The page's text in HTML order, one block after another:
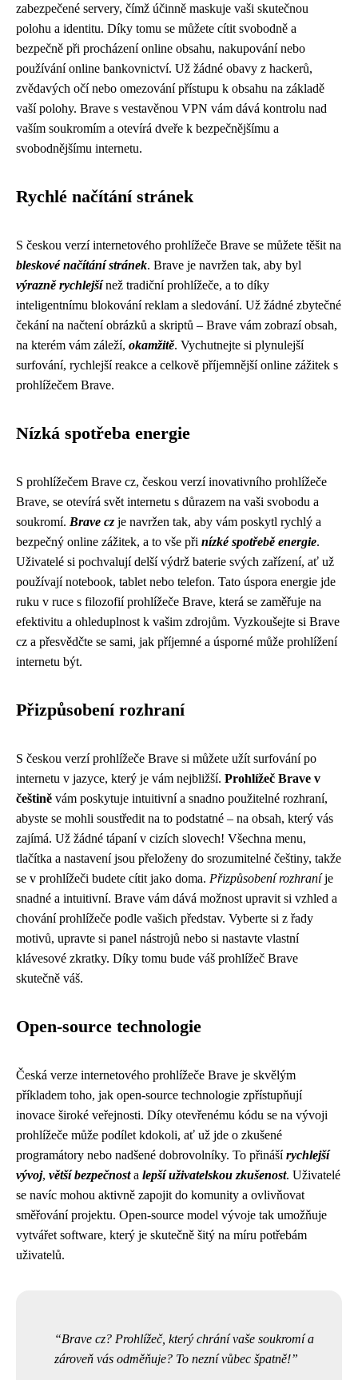
zabezpečené servery, čímž účinně maskuje vaši skutečnou
polohu a identitu. Díky tomu se můžete cítit svobodně a
bezpečně při procházení online obsahu, nakupování nebo
používání online bankovnictví. Už žádné obavy z hackerů,
zvědavých očí nebo omezování přístupu k obsahu na základě
vaší polohy. Brave s vestavěnou VPN vám dává kontrolu nad
vaším soukromím a otevírá dveře k bezpečnějšímu a
svobodnějšímu internetu.
Rychlé načítání stránek
S českou verzí internetového prohlížeče Brave se můžete těšit na
bleskové načítání stránek. Brave je navržen tak, aby byl
výrazně rychlejšínež tradiční prohlížeče, a to díky
inteligentnímu blokování reklam a sledování. Už žádné zbytečné
čekání na načtení obrázků a skriptů – Brave vám zobrazí obsah,
na kterém vám záleží, okamžitě. Vychutnejte si plynulejší
surfování, rychlejší reakce a celkově příjemnější online zážitek s
prohlížečem Brave.
Nízká spotřeba energie
S prohlížečem Brave cz, českou verzí inovativního prohlížeče
Brave, se otevírá svět internetu s důrazem na vaši svobodu a
soukromí. Brave cz je navržen tak, aby vám poskytl rychlý a
bezpečný online zážitek, a to vše při nízké spotřebě energie.
Uživatelé si pochvalují delší výdrž baterie svých zařízení, ať už
používají notebook, tablet nebo telefon. Tato úspora energie jde
ruku v ruce s filozofií prohlížeče Brave, která se zaměřuje na
efektivitu a ohleduplnost k vašim zdrojům. Vyzkoušejte si Brave
cz a přesvědčte se sami, jak příjemné a úsporné může prohlížení
internetu být.
Přizpůsobení rozhraní
S českou verzí prohlížeče Brave si můžete užít surfování po
internetu v jazyce, který je vám nejbližší. Prohlížeč Brave v
češtině vám poskytuje intuitivní a snadno použitelné rozhraní,
abyste se mohli soustředit na to podstatné – na obsah, který vás
zajímá. Už žádné tápaní v cizích slovech! Všechna menu,
tlačítka a nastavení jsou přeloženy do srozumitelné češtiny, takže
se v prohlížeči budete cítit jako doma. Přizpůsobení rozhraníje
snadné a intuitivní. Brave vám dává možnost upravit si vzhled a
chování prohlížeče podle vašich představ. Vyberte si z řady
motivů, upravte si panel nástrojů nebo si nastavte vlastní
klávesové zkratky. Díky tomu bude váš prohlížeč Brave
skutečně váš.
Open-source technologie
Česká verze internetového prohlížeče Brave je skvělým
příkladem toho, jak open-source technologie zpřístupňují
inovace široké veřejnosti. Díky otevřenému kódu se na vývoji
prohlížeče může podílet kdokoli, ať už jde o zkušené
programátory nebo nadšené dobrovolníky. To přinášírychlejší
vývoj, větší bezpečnosta lepší uživatelskou zkušenost. Uživatelé
se navíc mohou aktivně zapojit do komunity a ovlivňovat
směřování projektu. Open-source model vývoje tak umožňuje
vytvářet software, který je skutečně šitý na míru potřebám
uživatelů.
Brave cz? Prohlížeč, který chrání vaše soukromí a
zároveň vás odměňuje? To nezní vůbec špatně!